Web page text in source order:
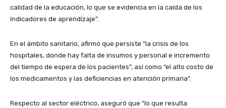
calidad de la educación, lo que se evidencia en la caída de los
indicadores de aprendizaje”.
En el ámbito sanitario, afirmó que persiste “la crisis de los
hospitales, donde hay falta de insumos y personal e incremento
del tiempo de espera de los pacientes”, así como “el alto costo de
los medicamentos y las deficiencias en atención primaria”.
Respecto al sector eléctrico, aseguró que “lo que resulta